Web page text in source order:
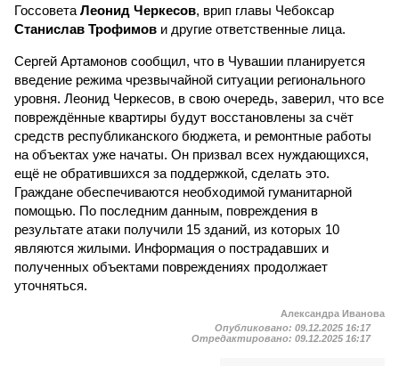
Госсовета Леонид Черкесов, врип главы Чебоксар
Станислав Трофимов и другие ответственные лица.
Сергей Артамонов сообщил, что в Чувашии планируется
введение режима чрезвычайной ситуации регионального
уровня. Леонид Черкесов, в свою очередь, заверил, что все
повреждённые квартиры будут восстановлены за счёт
средств республиканского бюджета, и ремонтные работы
на объектах уже начаты. Он призвал всех нуждающихся,
ещё не обратившихся за поддержкой, сделать это.
Граждане обеспечиваются необходимой гуманитарной
помощью. По последним данным, повреждения в
результате атаки получили 15 зданий, из которых 10
являются жилыми. Информация о пострадавших и
полученных объектами повреждениях продолжает
уточняться.
Александра Иванова
Опубликовано: 09.12.2025 16:17
Отредактировано: 09.12.2025 16:17